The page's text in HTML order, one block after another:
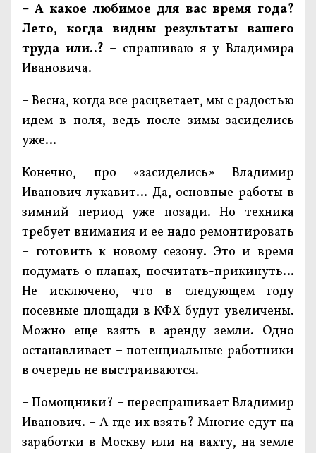
– А какое любимое для вас время года?
Лето, когда видны результаты вашего
труда или..? – спрашиваю я у Владимира
Ивановича.
– Весна, когда все расцветает, мы с радостью
идем в поля, ведь после зимы засиделись
уже…
Конечно, про «засиделись» Владимир
Иванович лукавит… Да, основные работы в
зимний период уже позади. Но техника
требует внимания и ее надо ремонтировать
– готовить к новому сезону. Это и время
подумать о планах, посчитать-прикинуть…
Не исключено, что в следующем году
посевные площади в КФХ будут увеличены.
Можно еще взять в аренду земли. Одно
останавливает – потенциальные работники
в очередь не выстраиваются.
– Помощники? – переспрашивает Владимир
Иванович. – А где их взять? Многие едут на
заработки в Москву или на вахту, на земле